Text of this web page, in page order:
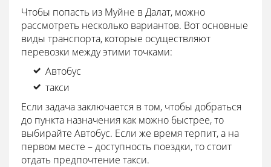
Чтобы попасть из Муйне в Далат, можно
рассмотреть несколько вариантов. Вот основные
виды транспорта, которые осуществляют
перевозки между этими точками:
Автобус
такси
Если задача заключается в том, чтобы добраться
до пункта назначения как можно быстрее, то
выбирайте Автобус. Если же время терпит, а на
первом месте – доступность поездки, то стоит
отдать предпочтение такси.